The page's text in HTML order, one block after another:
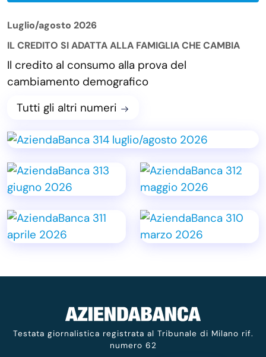
Luglio/agosto 2026
IL CREDITO SI ADATTA ALLA FAMIGLIA CHE CAMBIA
Il credito al consumo alla prova del
cambiamento demografico
Tutti gli altri numeri
Testata giornalistica registrata al Tribunale di Milano rif.
numero 62